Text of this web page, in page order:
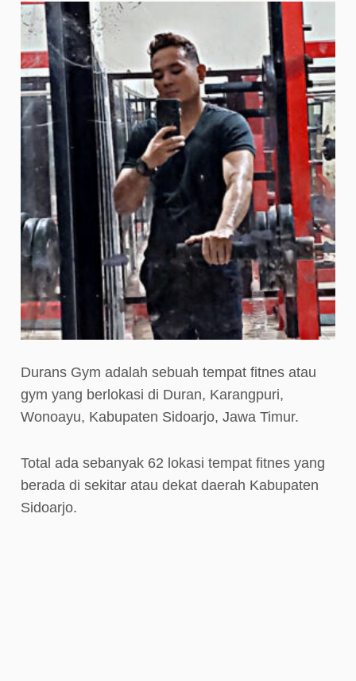
Durans Gym adalah sebuah tempat fitnes atau
gym yang berlokasi di Duran, Karangpuri,
Wonoayu, Kabupaten Sidoarjo, Jawa Timur.
Total ada sebanyak 62 lokasi tempat fitnes yang
berada di sekitar atau dekat daerah Kabupaten
Sidoarjo.